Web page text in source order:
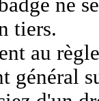
ne
tiers.
au
général